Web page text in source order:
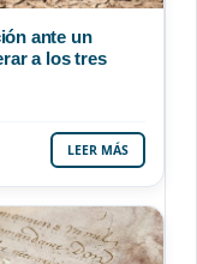
ante un
a los tres
LEER MÁS